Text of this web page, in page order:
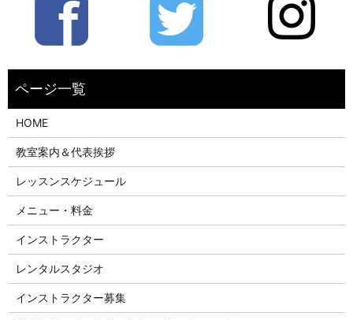
HOME
教室案内＆代表挨拶
レッスンスケジュール
メニュー・料金
インストラクター
レンタルスタジオ
インストラクター募集